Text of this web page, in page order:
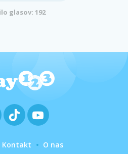
glasov: 192
Kontakt O nas